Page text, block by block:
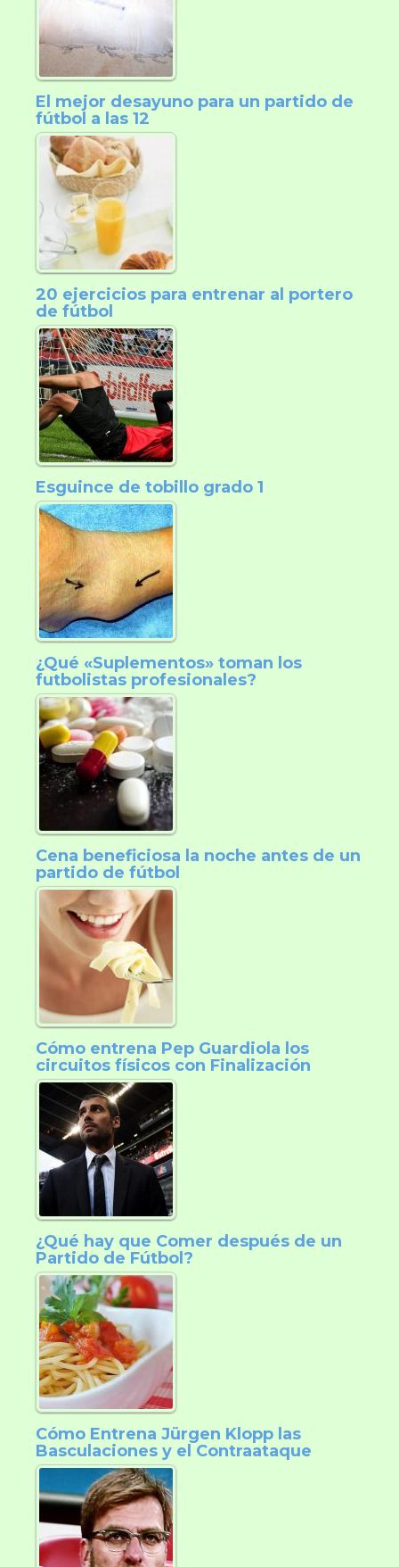
El mejor desayuno para un partido de
fútbol a las 12
20 ejercicios para entrenar al portero
de fútbol
Esguince de tobillo grado 1
¿Qué «Suplementos» toman los
futbolistas profesionales?
Cena beneficiosa la noche antes de un
partido de fútbol
Cómo entrena Pep Guardiola los
circuitos físicos con Finalización
¿Qué hay que Comer después de un
Partido de Fútbol?
Cómo Entrena Jürgen Klopp las
Basculaciones y el Contraataque